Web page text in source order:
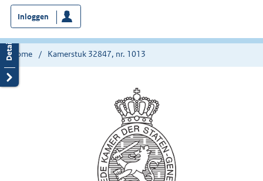
bent
nu
hier:
Inloggen
Home Kamerstuk 32847, nr. 1013